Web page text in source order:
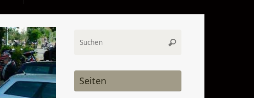
Suchen
Seiten